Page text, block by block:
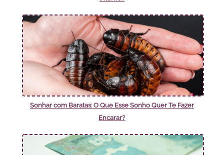
Sonhar com Baratas: O Que Esse Sonho Quer Te Fazer
Encarar?